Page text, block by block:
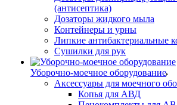
(антисептика)
Дозаторы жидкого мыла
Контейнеры и урны
Липкие антибактериальные
Сушилки для рук
Уборочно-моечное оборудование
Аксессуары для моечного
Копья для АВД